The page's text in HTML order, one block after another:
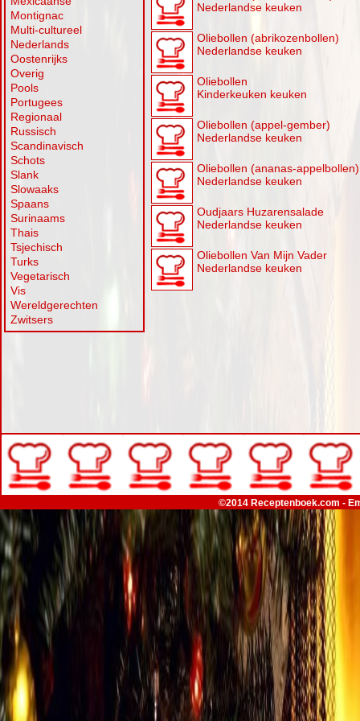
Montignac
Multi-cultureel
Nederlands
Oostenrijks
Overig
Pools
Portugees
Regionaal
Russisch
Scandinavisch
Schots
Slank
Slowaaks
Spaans
Surinaams
Thais
Tsjechisch
Turks
Vegetarisch
Vis
Wereldgerechten
Zwitsers
Nederlandse keuken
Oliebollen (abrikozenbollen)
Nederlandse keuken
Oliebollen
Kinderkeuken keuken
Oliebollen (appel-gember)
Nederlandse keuken
Oliebollen (ananas-appelbollen)
Nederlandse keuken
Oudjaars Huzarensalade
Nederlandse keuken
Oliebollen Van Mijn Vader
Nederlandse keuken
©2014 Receptenboek.com -